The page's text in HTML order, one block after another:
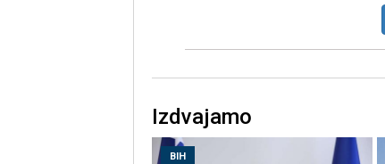
Izdvajamo
BIH